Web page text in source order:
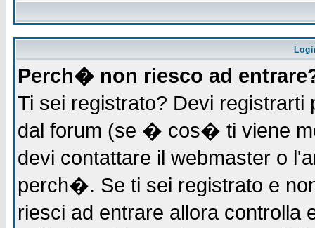
Perch� non riesco ad
Ti sei registrato? Devi registrarti
dal forum (se � cos� ti viene
devi contattare il webmaster o
perch�. Se ti sei registrato e
riesci ad entrare allora controlla